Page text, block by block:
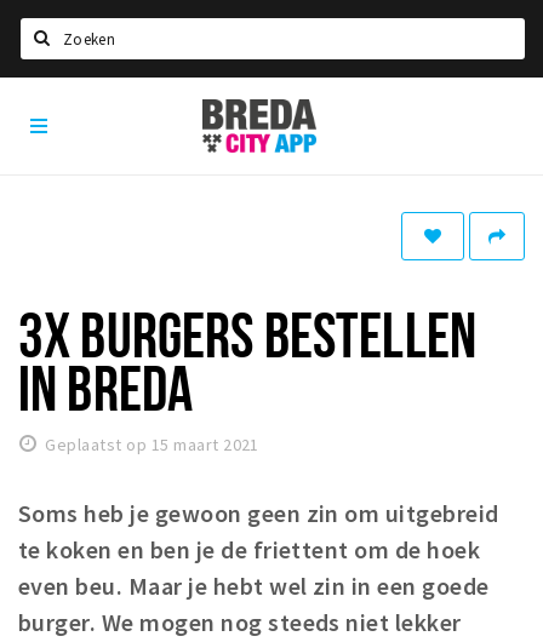
Home
Eten
Drinken
Slapen
Winkels
Winkelgebieden
Parkeren
Breda
City
App
3X BURGERS BESTELLEN
IN BREDA
Geplaatst op 15 maart 2021
Soms heb je gewoon geen zin om uitgebreid
te koken en ben je de friettent om de hoek
even beu. Maar je hebt wel zin in een goede
burger. We mogen nog steeds niet lekker